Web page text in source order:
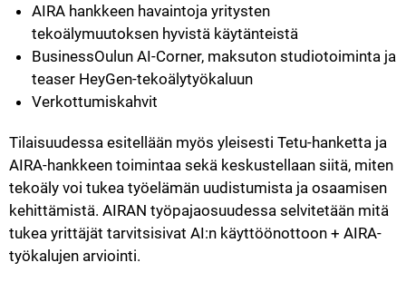
AIRA hankkeen havaintoja yritysten
tekoälymuutoksen hyvistä käytänteistä
BusinessOulun AI-Corner, maksuton studiotoiminta ja
teaser HeyGen-tekoälytyökaluun
Verkottumiskahvit
Tilaisuudessa esitellään myös yleisesti Tetu-hanketta ja
AIRA-hankkeen toimintaa sekä keskustellaan siitä, miten
tekoäly voi tukea työelämän uudistumista ja osaamisen
kehittämistä. AIRAN työpajaosuudessa selvitetään mitä
tukea yrittäjät tarvitsisivat AI:n käyttöönottoon + AIRA-
työkalujen arviointi.